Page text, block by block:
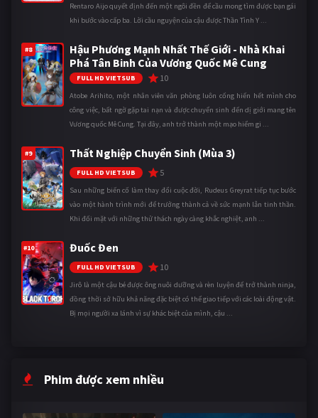
Rentaro Aijo quyết định đến một ngôi đền để cầu mong tìm được bạn gái
khi bước vào cấp ba. Lời cầu nguyện của cậu được Thần Tình Y ...
#8
Hậu Phương Mạnh Nhất Thế Giới - Nhà Khai
Phá Tân Binh Của Vương Quốc Mê Cung
FULL HD VIETSUB 10
Atobe Arihito, một nhân viên văn phòng luôn cống hiến hết mình cho
công việc, bất ngờ gặp tai nạn và được chuyển sinh đến dị giới mang tên
Vương quốc Mê Cung. Tại đây, anh trở thành một mạo hiểm gi ...
#9 Thất Nghiệp Chuyển Sinh (Mùa 3)
FULL HD VIETSUB 5
Sau những biến cố làm thay đổi cuộc đời, Rudeus Greyrat tiếp tục bước
vào một hành trình mới để trưởng thành cả về sức mạnh lẫn tinh thần.
Khi đối mặt với những thử thách ngày càng khắc nghiệt, anh ...
#10 Đuốc Đen
FULL HD VIETSUB 10
Jirô là một cậu bé được ông nuôi dưỡng và rèn luyện để trở thành ninja,
đồng thời sở hữu khả năng đặc biệt có thể giao tiếp với các loài động vật.
Bị mọi người xa lánh vì sự khác biệt của mình, cậu ...
Phim được xem nhiều